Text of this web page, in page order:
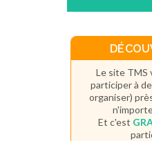
Le site TMS
participer à
organiser)
Et c'est